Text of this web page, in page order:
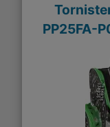
PP25FA-